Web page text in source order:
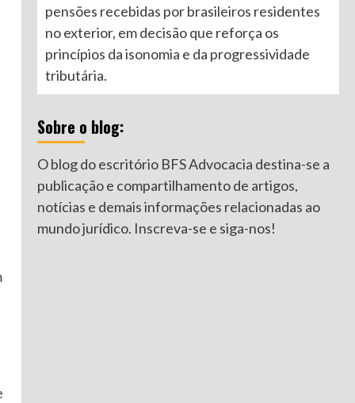
pensões recebidas por brasileiros residentes
no exterior, em decisão que reforça os
princípios da isonomia e da progressividade
tributária.
Sobre o blog:
O blog do escritório BFS Advocacia destina-se a
publicação e compartilhamento de artigos,
notícias e demais informações relacionadas ao
mundo jurídico. Inscreva-se e siga-nos!